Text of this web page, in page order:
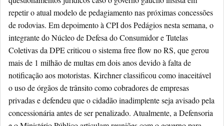
repetir o atual modelo de pedagiamento nas próximas concessões
de rodovias. Em depoimento à CPI dos Pedágios nesta semana, o
integrante do Núcleo de Defesa do Consumidor e Tutelas
Coletivas da DPE criticou o sistema free flow no RS, que gerou
mais de 1 milhão de multas em dois anos devido à falta de
notificação aos motoristas. Kirchner classificou como inaceitável
o uso de órgãos de trânsito como cobradores de empresas
privadas e defendeu que o cidadão inadimplente seja avisado pela
concessionária antes de ser penalizado. Atualmente, a Defensoria